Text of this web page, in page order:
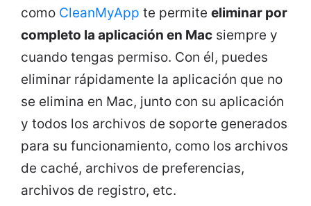
como CleanMyApp te permite eliminar por
completo la aplicación en Mac siempre y
cuando tengas permiso. Con él, puedes
eliminar rápidamente la aplicación que no
se elimina en Mac, junto con su aplicación
y todos los archivos de soporte generados
para su funcionamiento, como los archivos
de caché, archivos de preferencias,
archivos de registro, etc.